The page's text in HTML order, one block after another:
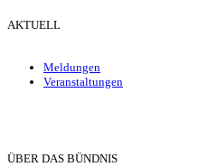
AKTUELL
Meldungen
Veranstaltungen
ÜBER DAS BÜNDNIS